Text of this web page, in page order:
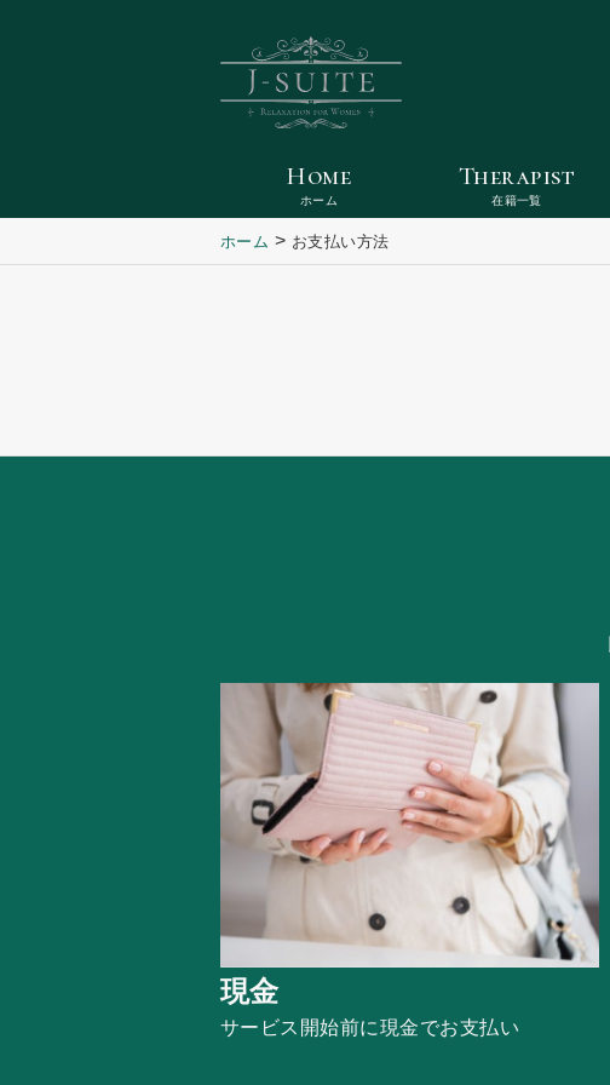
Home
ホーム
Therapist
在籍一覧
ホーム > お支払い方法
現金
サービス開始前に現金でお支払い